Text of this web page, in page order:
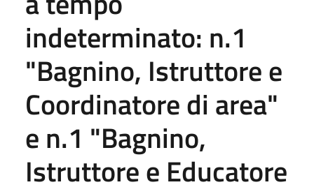
indeterminato: n.1
"Bagnino, Istruttore e
Coordinatore di area"
e n.1 "Bagnino,
Istruttore e Educatore